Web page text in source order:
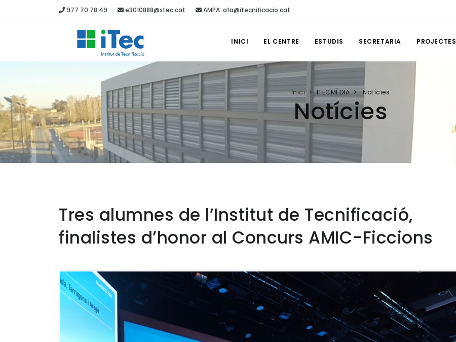
977 70 78 49 e3010888@xtec.cat AMPA: afa@itecnificacio.cat
INICI EL CENTRE ESTUDIS SECRETARIA PROJECTES
Inici ITECMÈDIA Notícies
Notícies
Tres alumnes de l’Institut de Tecnificació,
finalistes d’honor al Concurs AMIC-Ficcions